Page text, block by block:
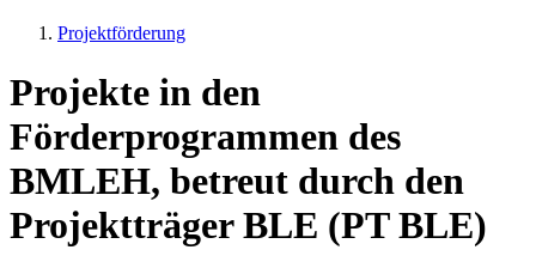
Projektförderung
Projekte in den
Förderprogrammen des
BMLEH, betreut durch den
Projektträger BLE (PT BLE)